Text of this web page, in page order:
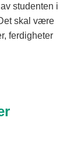
studenten i
skal være
ferdigheter